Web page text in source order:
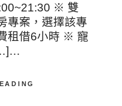
※ 雙
專案，選擇該專
租借6小時 ※ 寵